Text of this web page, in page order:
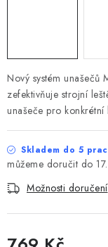
Nový systém unašečů
zefektivňuje strojní
unašeče pro konkrétní
Skladem do 5
Možnosti doručení